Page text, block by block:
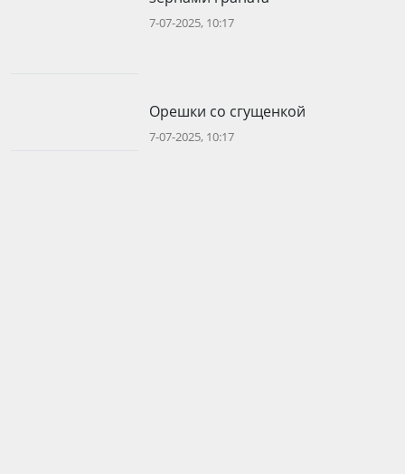
7-07-2025, 10:17
Орешки со сгущенкой
7-07-2025, 10:17